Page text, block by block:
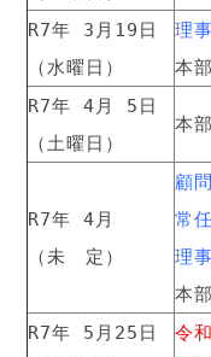
R7年 3月19日
（水曜日）
理
本
R7年 4月 5日
（土曜日）
本
R7年 4月
（未 定）
顧
常
理
本
R7年 5月25日
令